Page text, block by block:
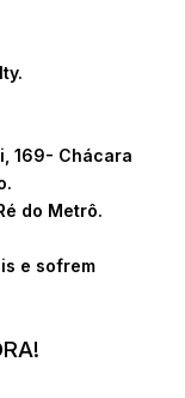
169- Chácara
do Metrô.
e sofrem